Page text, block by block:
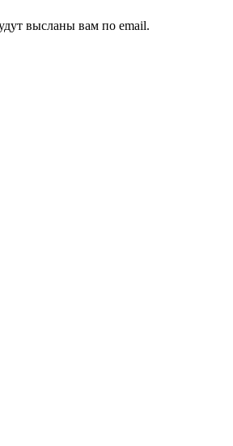
высланы вам по email.